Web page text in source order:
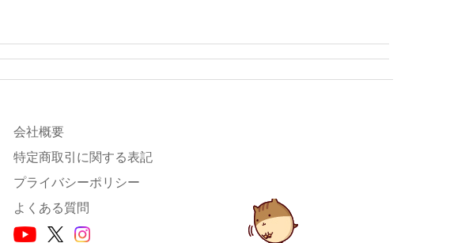
会社概要
特定商取引に関する表記
プライバシーポリシー
よくある質問